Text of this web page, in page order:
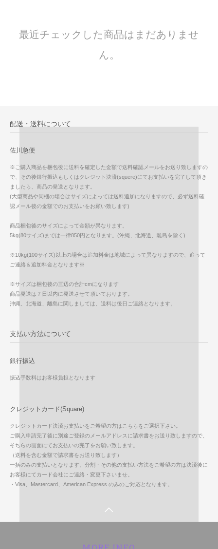
最近チェックした商品はまだありませ
ん。
配送・送料について
佐川急便
※ご購入商品を梱包後に送料を確定した金額で送料確認メールをお送り致しますの
で、その後銀行振込もしくはクレジット決済(squere)にてお支払いを完了して頂き
ましたら、商品の発送となります。
(大型商品や同梱の場合はサイズによっては送料追加になりますので、必ず送料確
認メール後の金額でのお支払いをお願い致します)
商品梱包後のサイズによって金額が異なります。
5kg(80サイズ)までは一律850円となります。(沖縄、北海道、離島を除く)
※10kg(100サイズ)以上の場合は追加料金は地域によって異なりますので、追って
ご連絡＆追加料金となります※
※サイズは梱包後の三辺の合計cmになります
商品発送は７日以内に発送させて頂いております。
沖縄、北海道、離島に関しましては、送料は後日ご連絡となります。
支払い方法について
銀行振込
振込手数料はお客様負担となります
クレジットカード(Square)
クレジットカード決済お支払いをご希望の方はこちらをご選択下さい。
ご購入申請完了後に別途ご登録のメールアドレスに請求書をお送り致しますので、
そちらの画面にてお支払いの完了をお願い致します。
（送料を含む金額で請求書をお送り致します）
一括のみの支払いとなります。分割・その他の支払い方法をご希望の方は決済後に
お客様にてカード会社にご連絡・変更下さいませ。
・Visa、Mastercard、American Express のみのご対応となります。